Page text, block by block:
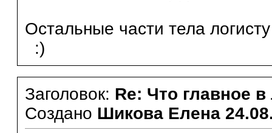
Остальные части тела
:)
Заголовок: Re: Что главное в
Создано Шикова Елена